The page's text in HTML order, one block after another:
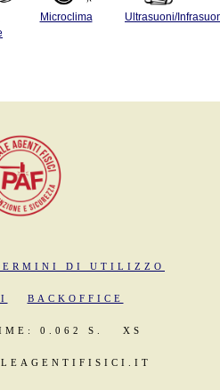
Microclima Ultrasuoni/
DI UTILIZZO
BACKOFFICE
0.062 S. XS